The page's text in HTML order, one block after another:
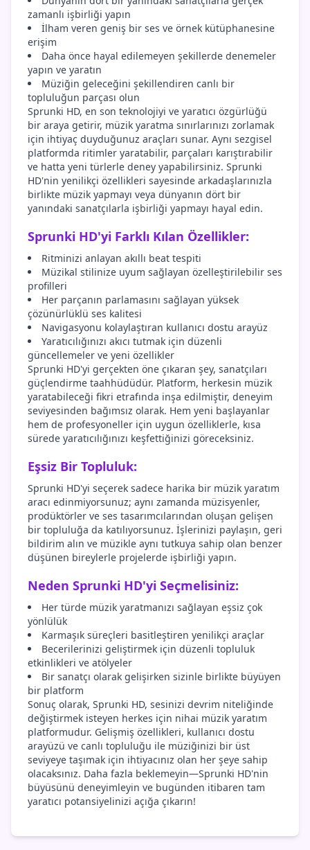
zamanlı işbirliği yapın
İlham veren geniş bir ses ve örnek kütüphanesine
erişim
Daha önce hayal edilemeyen şekillerde denemeler
yapın ve yaratın
Müziğin geleceğini şekillendiren canlı bir
topluluğun parçası olun
Sprunki HD, en son teknolojiyi ve yaratıcı özgürlüğü
bir araya getirir, müzik yaratma sınırlarınızı zorlamak
için ihtiyaç duyduğunuz araçları sunar. Aynı sezgisel
platformda ritimler yaratabilir, parçaları karıştırabilir
ve hatta yeni türlerle deney yapabilirsiniz. Sprunki
HD'nin yenilikçi özellikleri sayesinde arkadaşlarınızla
birlikte müzik yapmayı veya dünyanın dört bir
yanındaki sanatçılarla işbirliği yapmayı hayal edin.
Sprunki HD'yi Farklı Kılan Özellikler:
Ritminizi anlayan akıllı beat tespiti
Müzikal stilinize uyum sağlayan özelleştirilebilir ses
profilleri
Her parçanın parlamasını sağlayan yüksek
çözünürlüklü ses kalitesi
Navigasyonu kolaylaştıran kullanıcı dostu arayüz
Yaratıcılığınızı akıcı tutmak için düzenli
güncellemeler ve yeni özellikler
Sprunki HD'yi gerçekten öne çıkaran şey, sanatçıları
güçlendirme taahhüdüdür. Platform, herkesin müzik
yaratabileceği fikri etrafında inşa edilmiştir, deneyim
seviyesinden bağımsız olarak. Hem yeni başlayanlar
hem de profesyoneller için uygun özelliklerle, kısa
sürede yaratıcılığınızı keşfettiğinizi göreceksiniz.
Eşsiz Bir Topluluk:
Sprunki HD'yi seçerek sadece harika bir müzik yaratım
aracı edinmiyorsunuz; aynı zamanda müzisyenler,
prodüktörler ve ses tasarımcılarından oluşan gelişen
bir topluluğa da katılıyorsunuz. İşlerinizi paylaşın, geri
bildirim alın ve müzikle aynı tutkuya sahip olan benzer
düşünen bireylerle projelerde işbirliği yapın.
Neden Sprunki HD'yi Seçmelisiniz:
Her türde müzik yaratmanızı sağlayan eşsiz çok
yönlülük
Karmaşık süreçleri basitleştiren yenilikçi araçlar
Becerilerinizi geliştirmek için düzenli topluluk
etkinlikleri ve atölyeler
Bir sanatçı olarak gelişirken sizinle birlikte büyüyen
bir platform
Sonuç olarak, Sprunki HD, sesinizi devrim niteliğinde
değiştirmek isteyen herkes için nihai müzik yaratım
platformudur. Gelişmiş özellikleri, kullanıcı dostu
arayüzü ve canlı topluluğu ile müziğinizi bir üst
seviyeye taşımak için ihtiyacınız olan her şeye sahip
olacaksınız. Daha fazla beklemeyin—Sprunki HD'nin
büyüsünü deneyimleyin ve bugünden itibaren tam
yaratıcı potansiyelinizi açığa çıkarın!